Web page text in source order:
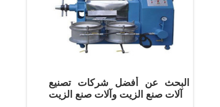
البحث عن أفضل شركات تصنيع
آلات صنع الزيت وآلات صنع الزيت